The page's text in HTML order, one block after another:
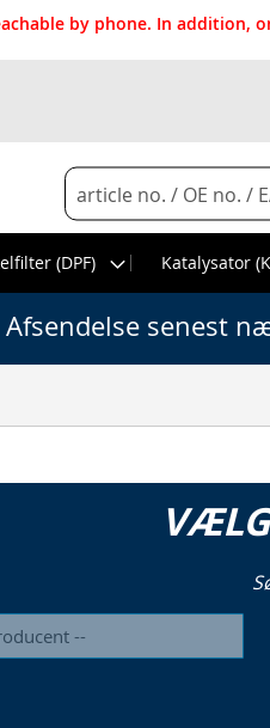
by phone. In
Search
(DPF)
Katalysator
Afsendelse senest